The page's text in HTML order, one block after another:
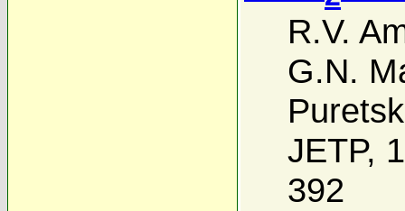
R.V.
G.N.
JETP,
392